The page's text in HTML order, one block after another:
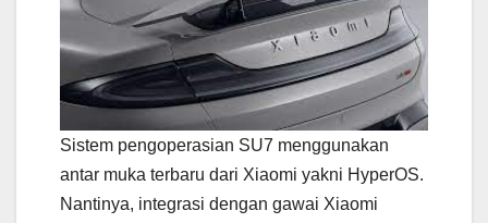
Sistem pengoperasian SU7 menggunakan
antar muka terbaru dari Xiaomi yakni HyperOS.
Nantinya, integrasi dengan gawai Xiaomi